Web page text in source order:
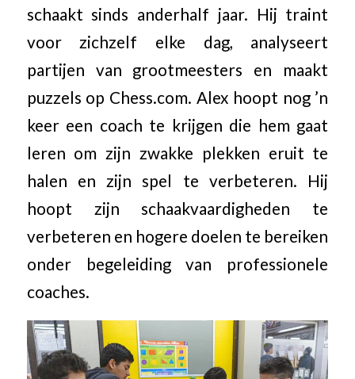
schaakt sinds anderhalf jaar. Hij traint
voor zichzelf elke dag, analyseert
partijen van grootmeesters en maakt
puzzels op Chess.com. Alex hoopt nog ’n
keer een coach te krijgen die hem gaat
leren om zijn zwakke plekken eruit te
halen en zijn spel te verbeteren. Hij
hoopt zijn schaakvaardigheden te
verbeteren en hogere doelen te bereiken
onder begeleiding van professionele
coaches.